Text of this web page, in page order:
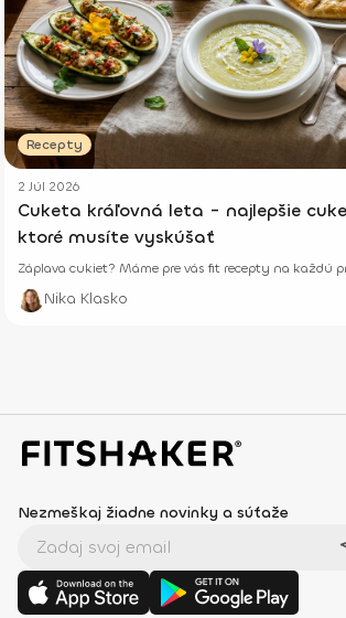
Recepty
2 Júl 2026
Cuketa kráľovná leta - najlepšie
ktoré musíte vyskúšať
Záplava cukiet? Máme pre vás fit recepty na každú
Nika Klasko
Nezmeškaj žiadne novinky a súťaže